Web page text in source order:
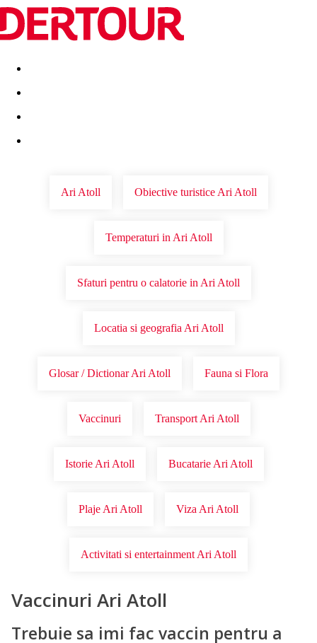
Destinatii Vacanta perfecta OFERTE DE NERATAT
Ari Atoll Obiective turistice Ari Atoll
Temperaturi in Ari Atoll
Sfaturi pentru o calatorie in Ari Atoll
Locatia si geografia Ari Atoll
Glosar / Dictionar Ari Atoll Fauna si Flora
Vaccinuri Transport Ari Atoll
Istorie Ari Atoll Bucatarie Ari Atoll
Plaje Ari Atoll Viza Ari Atoll
Activitati si entertainment Ari Atoll
Vaccinuri Ari Atoll
Trebuie sa imi fac vaccin pentru a